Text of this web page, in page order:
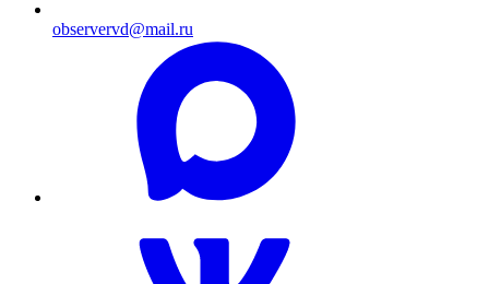
observervd@mail.ru